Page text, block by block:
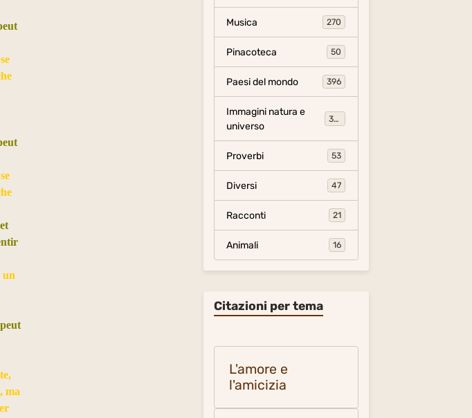
un
ma
Musica 270
Pinacoteca 50
Paesi del mondo 396
Immagini natura e
universo
306
Proverbi 53
Diversi 47
Racconti 21
Animali 16
Citazioni per tema
L'amore e
l'amicizia